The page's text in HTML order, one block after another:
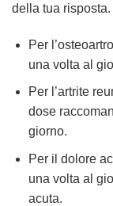
della tua risposta.
Per
una volta al
Per l’artrite
dose
giorno.
Per il dolore
una volta al
acuta.